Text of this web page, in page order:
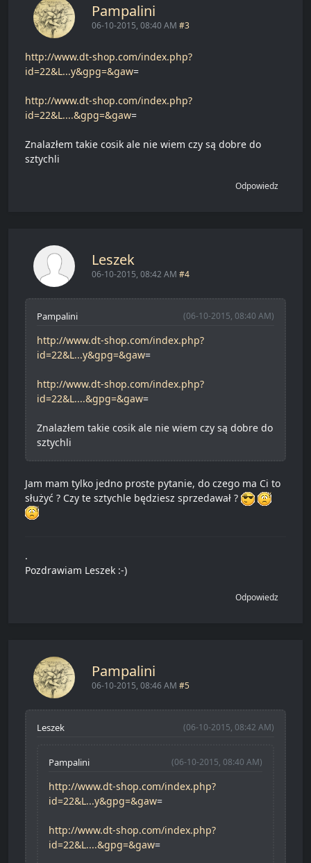
Pampalini
06-10-2015, 08:40 AM #3
http://www.dt-shop.com/index.php?
id=22&L...y&gpg=&gaw=
http://www.dt-shop.com/index.php?
id=22&L....&gpg=&gaw=
Znalazłem takie cosik ale nie wiem czy są dobre do
sztychli
Odpowiedz
Leszek
06-10-2015, 08:42 AM #4
(06-10-2015, 08:40 AM)
Pampalini
http://www.dt-shop.com/index.php?
id=22&L...y&gpg=&gaw=
http://www.dt-shop.com/index.php?
id=22&L....&gpg=&gaw=
Znalazłem takie cosik ale nie wiem czy są dobre do
sztychli
Jam mam tylko jedno proste pytanie, do czego ma Ci to
służyć ? Czy te sztychle będziesz sprzedawał ?
.
Pozdrawiam Leszek :-)
Odpowiedz
Pampalini
06-10-2015, 08:46 AM #5
(06-10-2015, 08:42 AM)
Leszek
(06-10-2015, 08:40 AM)
Pampalini
http://www.dt-shop.com/index.php?
id=22&L...y&gpg=&gaw=
http://www.dt-shop.com/index.php?
id=22&L....&gpg=&gaw=